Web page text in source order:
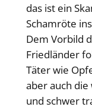
das ist ein
Schamröte
Dem Vorbild
Friedländer
Täter wie
aber auch
und schwer